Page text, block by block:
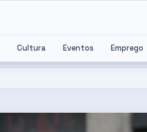
Cultura Eventos Emprego